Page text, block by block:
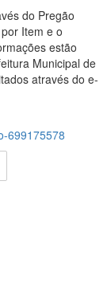
do Pregão
Item e o
estão
Municipal de
através do e-
699175578